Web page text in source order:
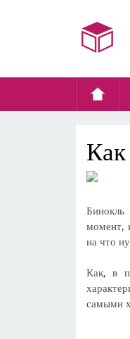
момент,
на что
Как, в
самыми